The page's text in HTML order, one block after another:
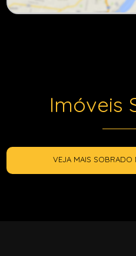
Imóveis
VEJA MAIS SOBRADO